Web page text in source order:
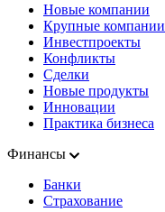
Новые компании
Крупные компании
Инвестпроекты
Конфликты
Сделки
Новые продукты
Инновации
Практика бизнеса
Финансы
Банки
Страхование